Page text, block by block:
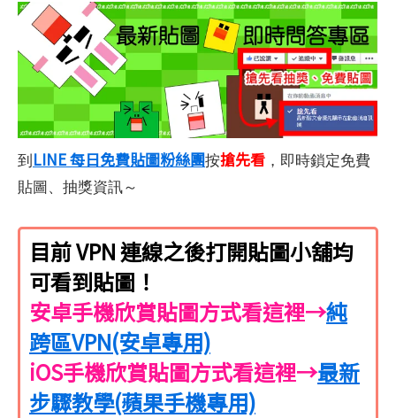
到LINE 每日免費貼圖粉絲團按搶先看 ，即時鎖定免費
貼圖、抽獎資訊～
目前 VPN 連線之後打開貼圖小舖均
可看到貼圖！
安卓手機欣賞貼圖方式看這裡→純
跨區VPN(安卓專用)
iOS手機欣賞貼圖方式看這裡→最新
步驟教學(蘋果手機專用)